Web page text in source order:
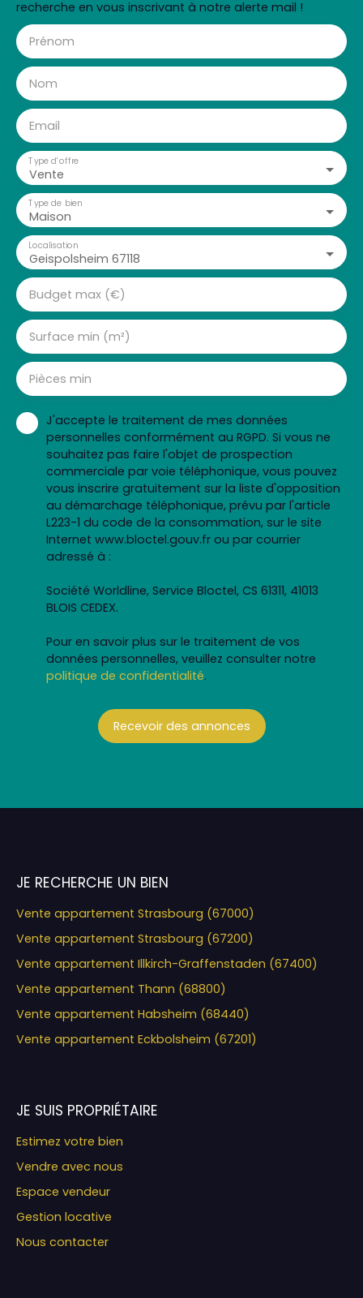
recherche en vous inscrivant à notre alerte mail !
Prénom
Nom
Email
Vente
Type d'offre
Maison
Type de bien
Geispolsheim 67118
Localisation
Budget max (€)
Surface min (m²)
Pièces min
J'accepte le traitement de mes données
personnelles conformément au RGPD. Si vous ne
souhaitez pas faire l'objet de prospection
commerciale par voie téléphonique, vous pouvez
vous inscrire gratuitement sur la liste d'opposition
au démarchage téléphonique, prévu par l'article
L223-1 du code de la consommation, sur le site
Internet www.bloctel.gouv.fr ou par courrier
adressé à :
Société Worldline, Service Bloctel, CS 61311, 41013
BLOIS CEDEX.
Pour en savoir plus sur le traitement de vos
données personnelles, veuillez consulter notre
politique de confidentialité.
Recevoir des annonces
JE RECHERCHE UN BIEN
Vente appartement Strasbourg (67000)
Vente appartement Strasbourg (67200)
Vente appartement Illkirch-Graffenstaden (67400)
Vente appartement Thann (68800)
Vente appartement Habsheim (68440)
Vente appartement Eckbolsheim (67201)
JE SUIS PROPRIÉTAIRE
Estimez votre bien
Vendre avec nous
Espace vendeur
Gestion locative
Nous contacter